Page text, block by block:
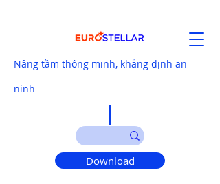
Nâng tầm thông minh, khẳng định an
ninh
Download